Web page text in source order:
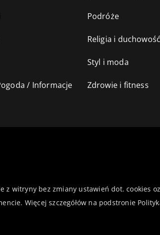
Podróże
Religia i duchowość
Styl i moda
/ Informacje Zdrowie i fitness
witryny bez zmiany ustawień dot. cookies
Więcej szczegółów na podstronie